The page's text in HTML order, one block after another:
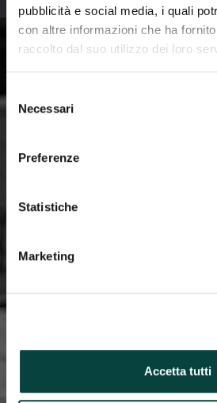
pubblicità e social media, i quali
con altre informazioni che ha
raccolto dal suo utilizzo dei loro
Selezione
delNecessari
Preferenze
Statistiche
Marketing
Accetta tutti
NUOVE
fieristica e una